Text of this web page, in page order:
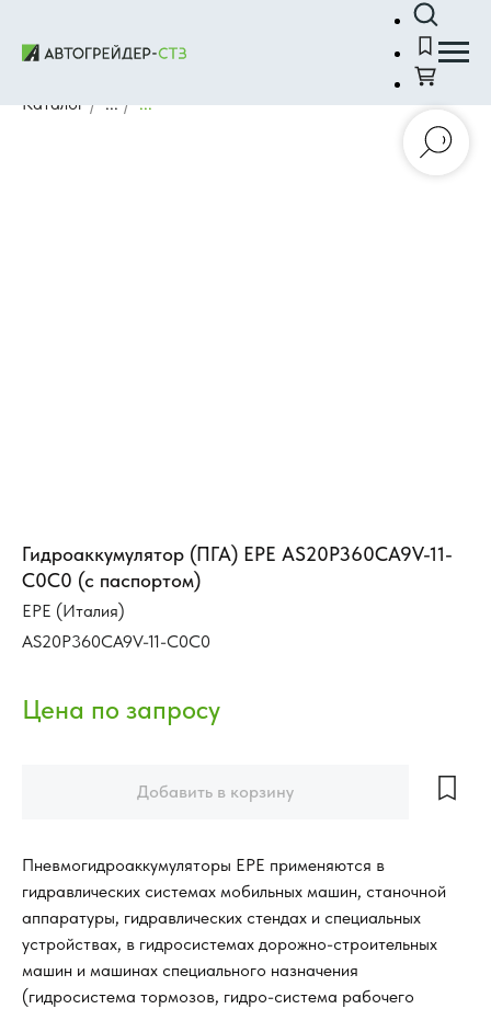
Каталог / ... / ...
Гидроаккумулятор (ПГА) EPE AS20P360CA9V-11-
C0C0 (с паспортом)
EPE (Италия)
AS20P360CA9V-11-C0C0
Добавить в корзину
Пневмогидроаккумуляторы EPE применяются в
гидравлических системах мобильных машин, станочной
аппаратуры, гидравлических стендах и специальных
устройствах, в гидросистемах дорожно-строительных
машин и машинах специального назначения
(гидросистема тормозов, гидро-система рабочего